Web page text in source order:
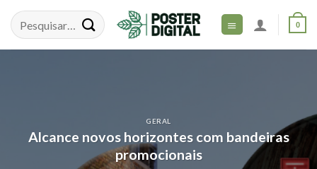
content
0
GERAL
Alcance novos horizontes com bandeiras
promocionais